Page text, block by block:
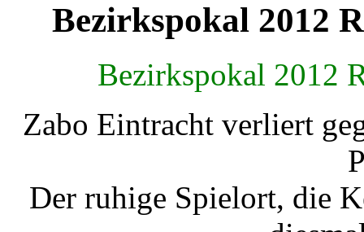
Bezirkspokal 2012
Bezirkspokal 2012
Zabo Eintracht verliert
Der ruhige Spielort, die